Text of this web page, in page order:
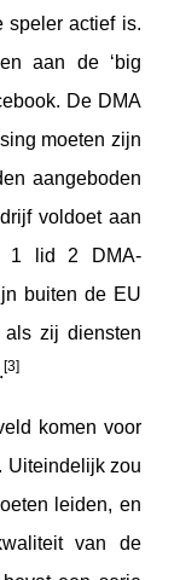
speler actief is.
aan de ‘big
De DMA
moeten zijn
aangeboden
voldoet aan
1 lid 2 DMA-
buiten de EU
zij diensten
[3]
komen voor
Uiteindelijk zou
leiden, en
van de